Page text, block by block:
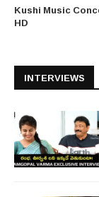
Kushi Music
HD
INTERVIEWS